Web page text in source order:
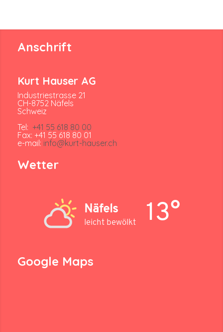
Anschrift
Kurt Hauser AG
Industriestrasse 21
CH-8752 Näfels
Schweiz
Tel: +41 55 618 80 00
Fax: +41 55 618 80 01
e-mail: info@kurt-hauser.ch
Wetter
Näfels
leicht bewölkt 13°
Google Maps